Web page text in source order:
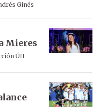
Ginés
Mieres
ÚH